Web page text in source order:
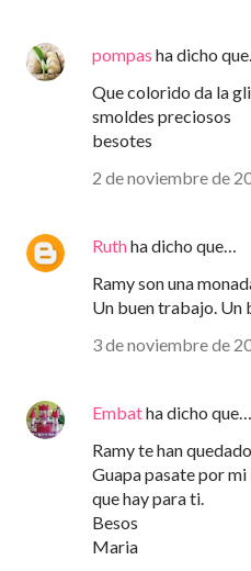
pompas ha dicho
Que colorido da la
smoldes preciosos
besotes
2 de noviembre de
Ruthha dicho que…
Ramy son una
Un buen trabajo. Un
3 de noviembre de
Embatha dicho que…
Ramy te han
Guapa pasate por
que hay para ti.
Besos
Maria